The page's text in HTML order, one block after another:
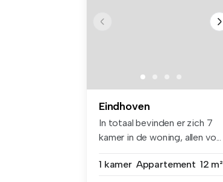
Eindhoven
In totaal bevinden er zich 7
kamer in de woning, allen vo...
1 kamer Appartement 12 m²